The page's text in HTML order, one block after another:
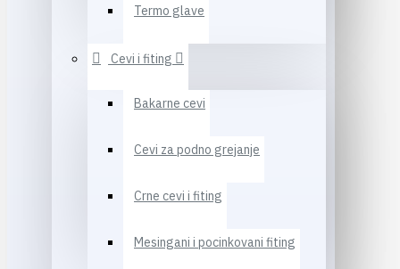
Termo glave
Cevi i fiting
Bakarne cevi
Cevi za podno grejanje
Crne cevi i fiting
Mesingani i pocinkovani fiting